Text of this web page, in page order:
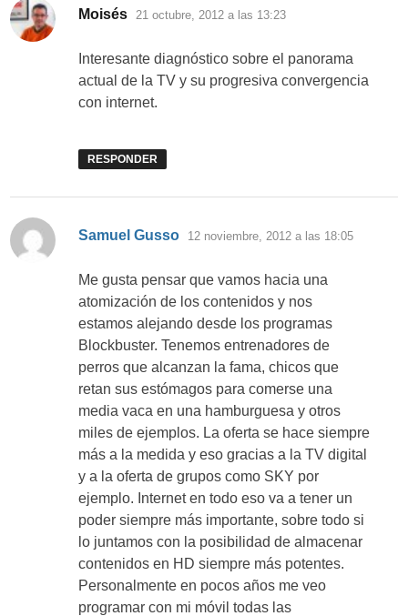
Moisés dice:
21 octubre, 2012 a las 13:23
Interesante diagnóstico sobre el panorama
actual de la TV y su progresiva convergencia
con internet.
RESPONDER
Samuel Gusso dice:
12 noviembre, 2012 a las 18:05
Me gusta pensar que vamos hacia una
atomización de los contenidos y nos
estamos alejando desde los programas
Blockbuster. Tenemos entrenadores de
perros que alcanzan la fama, chicos que
retan sus estómagos para comerse una
media vaca en una hamburguesa y otros
miles de ejemplos. La oferta se hace siempre
más a la medida y eso gracias a la TV digital
y a la oferta de grupos como SKY por
ejemplo. Internet en todo eso va a tener un
poder siempre más importante, sobre todo si
lo juntamos con la posibilidad de almacenar
contenidos en HD siempre más potentes.
Personalmente en pocos años me veo
programar con mi móvil todas las